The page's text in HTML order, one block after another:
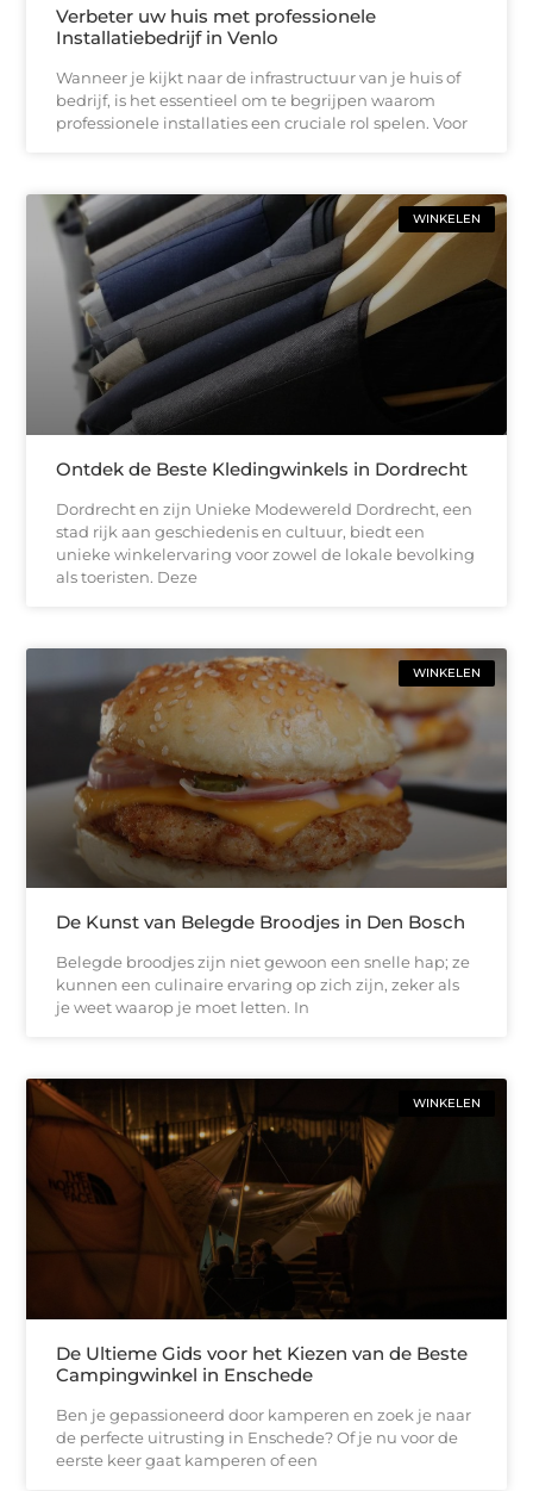
Verbeter uw huis met professionele
Installatiebedrijf in Venlo
Wanneer je kijkt naar de infrastructuur van je huis of
bedrijf, is het essentieel om te begrijpen waarom
professionele installaties een cruciale rol spelen. Voor
WINKELEN
Ontdek de Beste Kledingwinkels in Dordrecht
Dordrecht en zijn Unieke Modewereld Dordrecht, een
stad rijk aan geschiedenis en cultuur, biedt een
unieke winkelervaring voor zowel de lokale bevolking
als toeristen. Deze
WINKELEN
De Kunst van Belegde Broodjes in Den Bosch
Belegde broodjes zijn niet gewoon een snelle hap; ze
kunnen een culinaire ervaring op zich zijn, zeker als
je weet waarop je moet letten. In
WINKELEN
De Ultieme Gids voor het Kiezen van de Beste
Campingwinkel in Enschede
Ben je gepassioneerd door kamperen en zoek je naar
de perfecte uitrusting in Enschede? Of je nu voor de
eerste keer gaat kamperen of een